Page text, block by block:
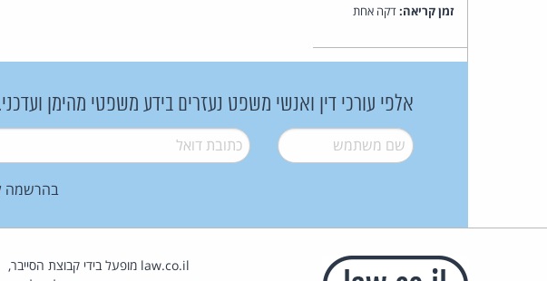
זמן קריאה:דקה אחת
אלפי עורכי דין ואנשי משפט נעזרים בידע משפטי מהימן
שם משתמש* דואל*
בהרשמה
law.co.il מופעל בידי קבוצת הסייבר,